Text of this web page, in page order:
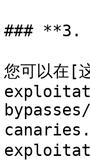
### **3.
您可以在[